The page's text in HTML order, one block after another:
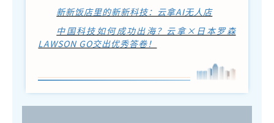
新新饭店里的新新科技：云拿AI无人店
中国科技如何成功出海？云拿×日本罗森
LAWSON GO交出优秀答卷！